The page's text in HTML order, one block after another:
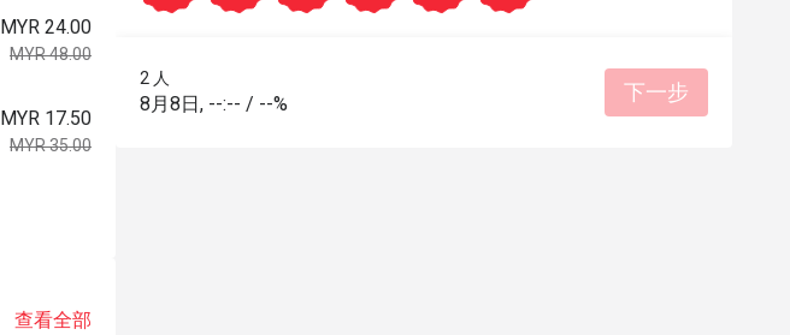
MYR 24.00
MYR 48.00
MYR 17.50
MYR 35.00
查看全部
2 人
8月8日, --:-- / --% 下一步